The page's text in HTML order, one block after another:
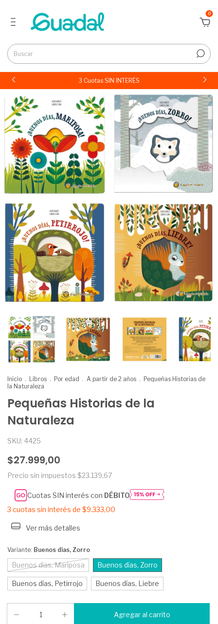
0
3 Cuotas SIN INTERÉS
Inicio . Libros . Por edad . A partir de 2 años . Pequeñas Historias de
la Naturaleza
Pequeñas Historias de la
Naturaleza
SKU: 4425
$27.999,00
Precio sin impuestos $23.139,67
Cuotas SIN interés con DÉBITO
3 cuotas sin interés de $9.333,00
Ver más detalles
Variante: Buenos días, Zorro
Buenos días, Mariposa Buenos días, Zorro
Buenos días, Petirrojo Buenos días, Liebre